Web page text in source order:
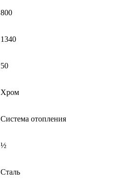
800
1340
50
Хром
Система отопления
½
Сталь